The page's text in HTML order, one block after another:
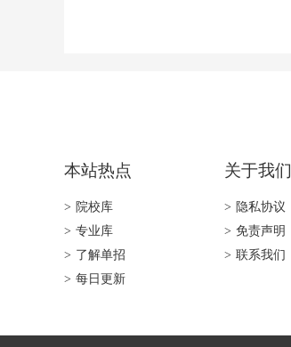
本站热点
> 院校库
> 专业库
> 了解单招
> 每日更新
关于我们
> 隐私协议
> 免责声明
> 联系我们